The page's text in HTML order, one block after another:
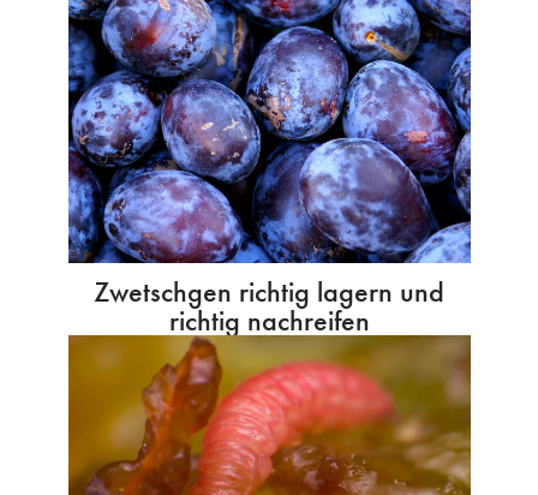
Zwetschgen richtig lagern und
richtig nachreifen